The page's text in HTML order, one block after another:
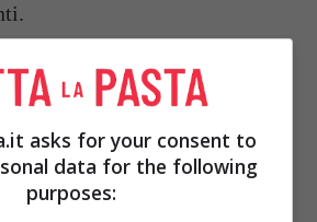
il composto montate
volta raffreddato il riso,
in uno stampo grande o in
asks for your consent to
data for the following
purposes: